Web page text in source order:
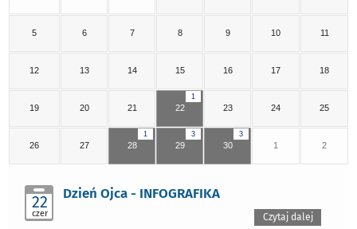
5 6 7 8 9 10 11
12 13 14 15 16 17 18
19 20 21
1
22 23 24 25
26 27
1
28
3
29
3
30 1 2
22
czer
Dzień Ojca - INFOGRAFIKA
Czytaj dalej